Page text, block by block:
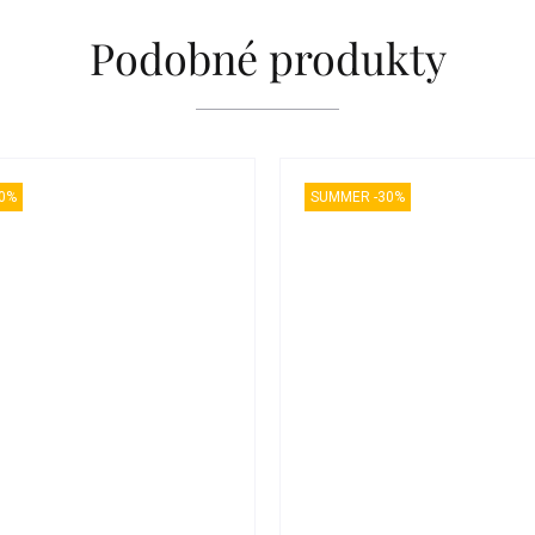
Podobné produkty
SUMMER -30%